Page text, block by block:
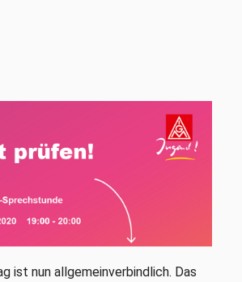
ist nun allgemeinverbindlich. Das